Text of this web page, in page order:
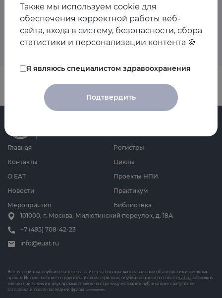
Пока мероприятия со спикером не запланированы
Главная
О ЕАТ
Новости
Мероприятия
Циклы
Проекты НПИ
Практикум
Библиотека
Регистры
Контакты
101000, г. Москва, Милютинский переулок, д. 18А
+7 (495) 708-42-23
info@euat.ru
Все материалы, опубликованные на сайте euat.ru охраняются законом об авторских и смежных
правах. Использование на других сайтах материалов, опубликованных на сайте euat.ru, возможно
только при наличии двух прямых ссылок на страницу-источник публикации: сразу после
заголовка и после последней фразы. v202607031833
Также мы используем cookie для
обеспечения корректной работы веб-
сайта, входа в систему, безопасности, сбора
статистики и персонализации контента 🍪
Я являюсь специалистом здравоохранения
Подтвердить